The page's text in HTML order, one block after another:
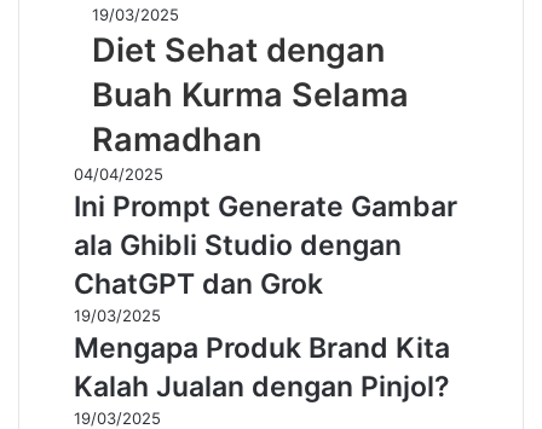
19/03/2025
Diet Sehat dengan
Buah Kurma Selama
Ramadhan
04/04/2025
Ini Prompt Generate Gambar
ala Ghibli Studio dengan
ChatGPT dan Grok
19/03/2025
Mengapa Produk Brand Kita
Kalah Jualan dengan Pinjol?
19/03/2025